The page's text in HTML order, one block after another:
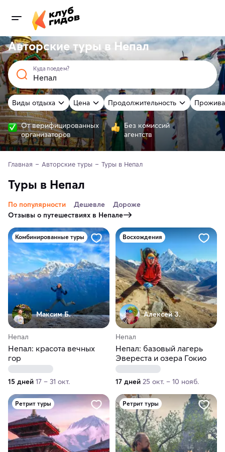
Авторские туры в Непал
Куда поедем?
Виды отдыха Цена Продолжительность
От верифицированных
организаторов
Без комиссий
агентств
Главная Авторские туры Туры в Непал
Туры в Непал
По популярности Дешевле
Дороже
Отзывы о путешествиях в Непале
Комбинированные туры
Максим Б.
Непал
Непал: красота вечных
гор
15 дней 17 – 31 окт.
Восхождения
Алексей З.
Непал
Непал: базовый лагерь
Эвереста и озера Гокио
17 дней 25 окт. – 10 нояб.
Ретрит туры Ретрит туры